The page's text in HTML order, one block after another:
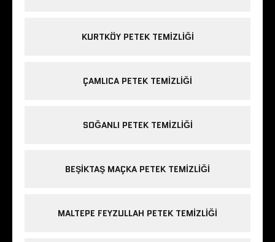
KURTKÖY PETEK TEMIZLIĞI
ÇAMLICA PETEK TEMIZLIĞI
SOĞANLI PETEK TEMIZLIĞI
BEŞIKTAŞ MAÇKA PETEK TEMIZLIĞI
MALTEPE FEYZULLAH PETEK TEMIZLIĞI